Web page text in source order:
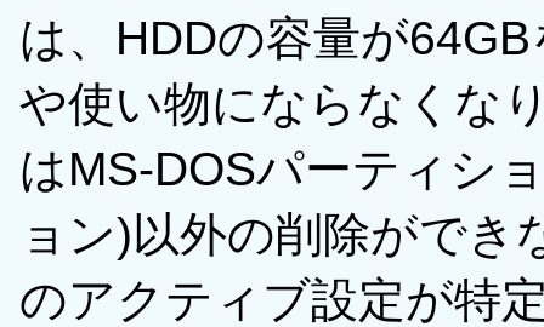
は、HDDの容量が
や使い物にならなくな
はMS-DOSパーティシ
ョン)以外の削除がで
のアクティブ設定が特